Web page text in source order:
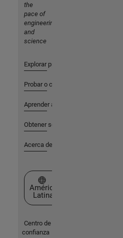
the
pace of
engineering
and
science
Explorar productos
Probar o comprar
Aprender a utilizar
Obtener soporte
Acerca de MathWorks
Seleccione un país/idioma
América
Latina
Centro de
confianza